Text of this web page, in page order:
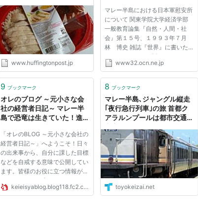
www.huffingtonpost.jp
マレー半島における日本軍慰安所
について 関東学院大学経済学部
一般教育論集『自然・人間・社
会』第１５号、１９９３年７月
林 博史 雑誌『世界』に書いた
ものはコンパクト版ですが、その
後、わかっている限り詳細に資料
です。なおクアラピラの慰安所に
い...
www32.ocn.ne.jp
9 ブックマーク
オレのブログ ～元小さな会
社の経営者日記～ マレー半
島で恐竜は生きていた！進化
「オレのBLOG ～元小さな会社の
経営者日記～」へようこそ！日々
の出来事から、自分に課した目標
などを自戒する意味で公開してい
ます。皆様のお役に立つ情報が少
しでもあったら幸いなことです。
チャールズ・ダーウィンが唱えた
keieisyablog.blog118.fc2.com
8 ブックマーク
マレー半島､ジャングル縦走
｢夜行急行列車｣の旅 首都ク
アラルンプールは都市交通が
toyokeizai.net